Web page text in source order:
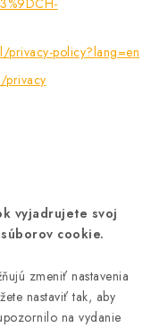
privacy-policy?lang=en
privacy
vyjadrujete svoj
cookie.
zmeniť nastavenia
nastaviť tak, aby
na vydanie